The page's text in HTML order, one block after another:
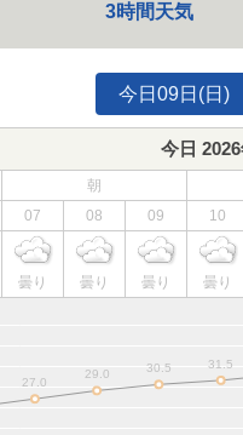
3時間天気
今日09日(日)
今日
朝
07 08 09 10
曇り 曇り 曇り 曇り